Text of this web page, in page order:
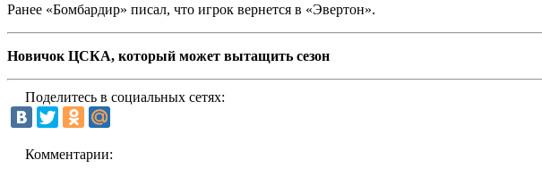
Ранее «Бомбардир» писал, что игрок вернется в «Эвертон».
Новичок ЦСКА, который может вытащить сезон
Поделитесь в социальных сетях:
Комментарии: